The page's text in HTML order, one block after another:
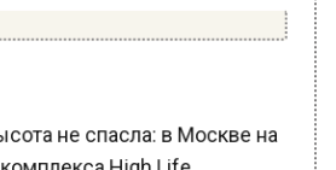
не спасла: в Москве на
High Life